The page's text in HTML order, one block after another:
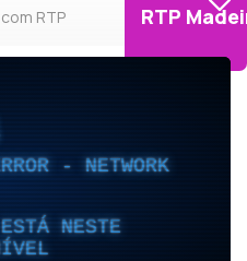
RTP
RTP
- NETWORK
NESTE